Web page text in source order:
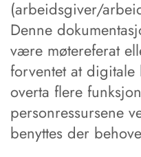
(arbeidsgiver/
Denne
være møtereferat
forventet at
overta flere
personressursene
benyttes der